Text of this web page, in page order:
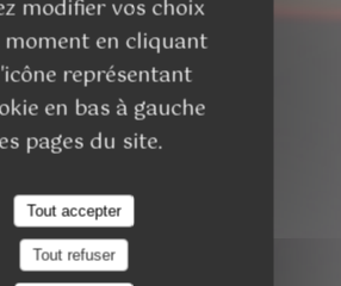
modifier vos choix
en cliquant
représentant
en bas à gauche
pages du site.
Tout accepter
Tout refuser